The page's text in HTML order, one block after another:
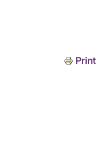
Print